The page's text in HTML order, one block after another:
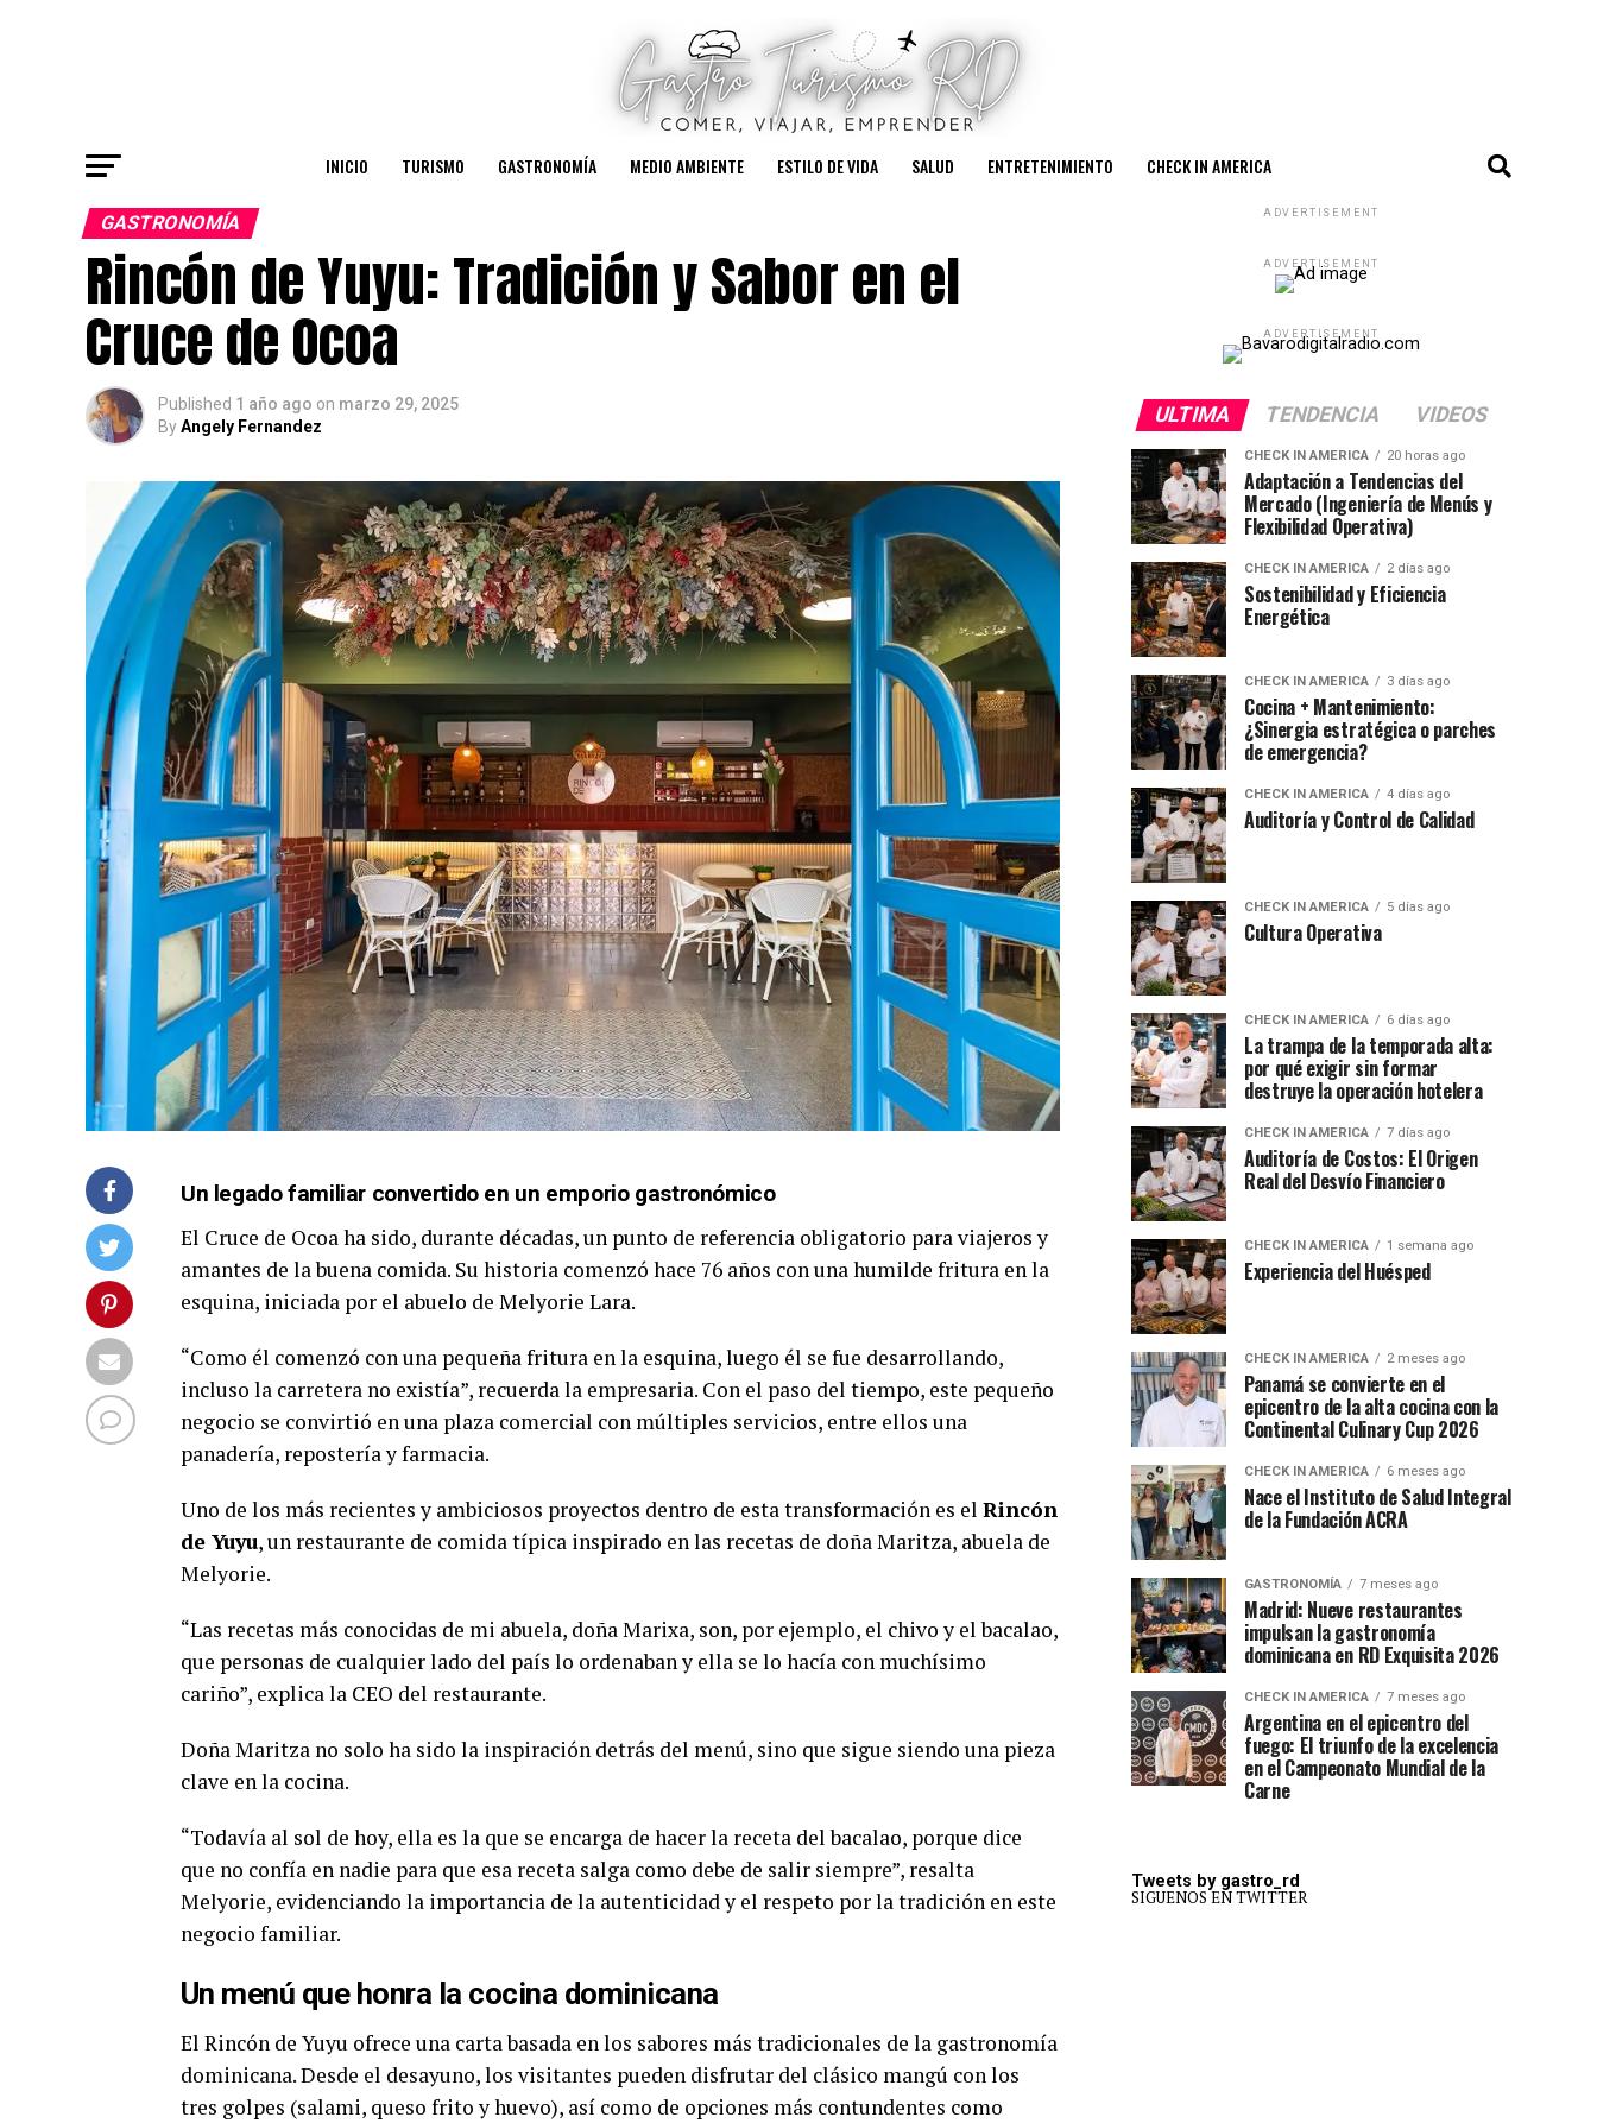
INICIO TURISMO GASTRONOMÍA MEDIO AMBIENTE ESTILO DE VIDA SALUD ENTRETENIMIENTO CHECK IN AMERICA
GASTRONOMÍA
Rincón de Yuyu: Tradición y Sabor en el
Cruce de Ocoa
Published 1 año ago on marzo 29, 2025
ByAngely Fernandez
Un legado familiar convertido en un emporio gastronómico
El Cruce de Ocoa ha sido, durante décadas, un punto de referencia obligatorio para viajeros y
amantes de la buena comida. Su historia comenzó hace 76 años con una humilde fritura en la
esquina, iniciada por el abuelo de Melyorie Lara.
“Como él comenzó con una pequeña fritura en la esquina, luego él se fue desarrollando,
incluso la carretera no existía”, recuerda la empresaria. Con el paso del tiempo, este pequeño
negocio se convirtió en una plaza comercial con múltiples servicios, entre ellos una
panadería, repostería y farmacia.
Uno de los más recientes y ambiciosos proyectos dentro de esta transformación es el Rincón
de Yuyu, un restaurante de comida típica inspirado en las recetas de doña Maritza, abuela de
Melyorie.
“Las recetas más conocidas de mi abuela, doña Marixa, son, por ejemplo, el chivo y el bacalao,
que personas de cualquier lado del país lo ordenaban y ella se lo hacía con muchísimo
cariño”, explica la CEO del restaurante.
Doña Maritza no solo ha sido la inspiración detrás del menú, sino que sigue siendo una pieza
clave en la cocina.
“Todavía al sol de hoy, ella es la que se encarga de hacer la receta del bacalao, porque dice
que no confía en nadie para que esa receta salga como debe de salir siempre”, resalta
Melyorie, evidenciando la importancia de la autenticidad y el respeto por la tradición en este
negocio familiar.
Un menú que honra la cocina dominicana
El Rincón de Yuyu ofrece una carta basada en los sabores más tradicionales de la gastronomía
dominicana. Desde el desayuno, los visitantes pueden disfrutar del clásico mangú con los
tres golpes (salami, queso frito y huevo), así como de opciones más contundentes como
ADVERTISEMENT
ADVERTISEMENT
ADVERTISEMENT
ULTIMA TENDENCIA VIDEOS
CHECK IN AMERICA 20 horas ago
Adaptación a Tendencias del
Mercado (Ingeniería de Menús y
Flexibilidad Operativa)
CHECK IN AMERICA 2 días ago
Sostenibilidad y Eficiencia
Energética
CHECK IN AMERICA 3 días ago
Cocina + Mantenimiento:
¿Sinergia estratégica o parches
de emergencia?
CHECK IN AMERICA 4 días ago
Auditoría y Control de Calidad
CHECK IN AMERICA 5 días ago
Cultura Operativa
CHECK IN AMERICA 6 días ago
La trampa de la temporada alta:
por qué exigir sin formar
destruye la operación hotelera
CHECK IN AMERICA 7 días ago
Auditoría de Costos: El Origen
Real del Desvío Financiero
CHECK IN AMERICA 1 semana ago
Experiencia del Huésped
CHECK IN AMERICA 2 meses ago
Panamá se convierte en el
epicentro de la alta cocina con la
Continental Culinary Cup 2026
CHECK IN AMERICA 6 meses ago
Nace el Instituto de Salud Integral
de la Fundación ACRA
GASTRONOMÍA 7 meses ago
Madrid: Nueve restaurantes
impulsan la gastronomía
dominicana en RD Exquisita 2026
CHECK IN AMERICA 7 meses ago
Argentina en el epicentro del
fuego: El triunfo de la excelencia
en el Campeonato Mundial de la
Carne
Tweets by gastro_rd
SIGUENOS EN TWITTER